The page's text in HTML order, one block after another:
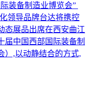
装备制造业博览会”
领导品牌台达将携控
态展品出席在西安曲江
届中国西部国际装备制
）,以动静结合的方式,